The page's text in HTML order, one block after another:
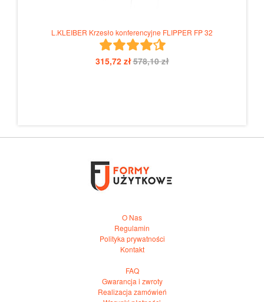
L.KLEIBER Krzesło konferencyjne FLIPPER FP 32
315,72 zł578,10 zł
O Nas
Regulamin
Polityka prywatności
Kontakt
FAQ
Gwarancja i zwroty
Realizacja zamówień